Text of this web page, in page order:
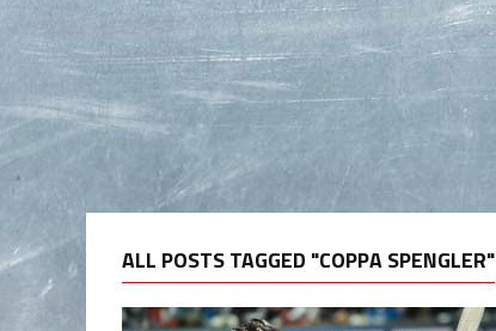
ALL POSTS TAGGED "COPPA SPENGLER"